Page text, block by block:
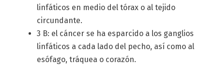
linfáticos en medio del tórax o al tejido
circundante.
3 B: el cáncer se ha esparcido a los ganglios
linfáticos a cada lado del pecho, así como al
esófago, tráquea o corazón.